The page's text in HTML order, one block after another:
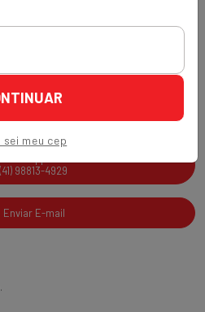
sei meu cep
SAC
(41) 3538-2177
(41) 98813-4929
Enviar E-mail